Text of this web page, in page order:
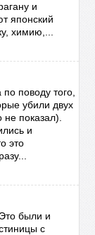
и
японский
химию,...
поводу того,
убили двух
показал).
и
это
были и
с